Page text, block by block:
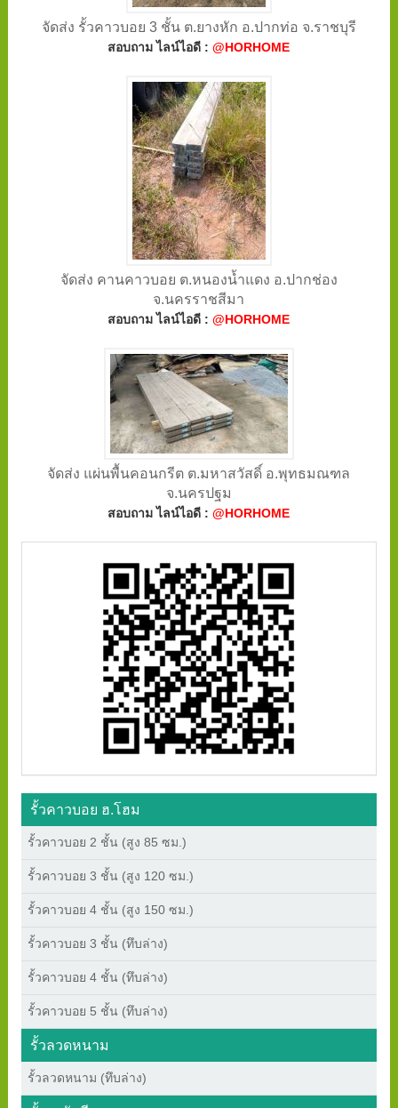
จัดส่ง รั้วคาวบอย 3 ชั้น ต.ยางหัก อ.ปากท่อ จ.ราชบุรี
สอบถาม ไลน์ไอดี :@HORHOME
จัดส่ง คานคาวบอย ต.หนองน้ำแดง อ.ปากช่อง
จ.นครราชสีมา
สอบถาม ไลน์ไอดี :@HORHOME
จัดส่ง แผ่นพื้นคอนกรีต ต.มหาสวัสดิ์ อ.พุทธมณฑล
จ.นครปฐม
สอบถาม ไลน์ไอดี :@HORHOME
รั้วคาวบอย ฮ.โฮม
รั้วคาวบอย 2 ชั้น (สูง 85 ซม.)
รั้วคาวบอย 3 ชั้น (สูง 120 ซม.)
รั้วคาวบอย 4 ชั้น (สูง 150 ซม.)
รั้วคาวบอย 3 ชั้น (ทึบล่าง)
รั้วคาวบอย 4 ชั้น (ทึบล่าง)
รั้วคาวบอย 5 ชั้น (ทึบล่าง)
รั้วลวดหนาม
รั้วลวดหนาม (ทึบล่าง)